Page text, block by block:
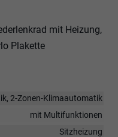
mit Heizung,
Plakette
2-Zonen-Klimaautomatik
mit Multifunktionen
Sitzheizung